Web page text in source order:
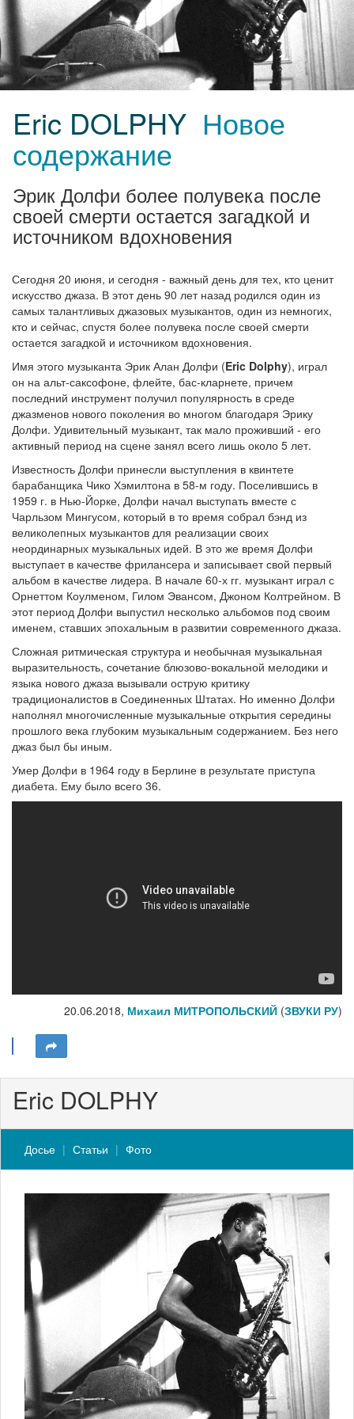
Eric DOLPHY Новое
содержание
Эрик Долфи более полувека после
своей смерти остается загадкой и
источником вдохновения
Сегодня 20 июня, и сегодня - важный день для тех, кто ценит
искусство джаза. В этот день 90 лет назад родился один из
самых талантливых джазовых музыкантов, один из немногих,
кто и сейчас, спустя более полувека после своей смерти
остается загадкой и источником вдохновения.
Имя этого музыканта Эрик Алан Долфи (Eric Dolphy), играл
он на альт-саксофоне, флейте, бас-кларнете, причем
последний инструмент получил популярность в среде
джазменов нового поколения во многом благодаря Эрику
Долфи. Удивительный музыкант, так мало проживший - его
активный период на сцене занял всего лишь около 5 лет.
Известность Долфи принесли выступления в квинтете
барабанщика Чико Хэмилтона в 58-м году. Поселившись в
1959 г. в Нью-Йорке, Долфи начал выступать вместе с
Чарльзом Мингусом, который в то время собрал бэнд из
великолепных музыкантов для реализации своих
неординарных музыкальных идей. В это же время Долфи
выступает в качестве фрилансера и записывает свой первый
альбом в качестве лидера. В начале 60-х гг. музыкант играл с
Орнеттом Коулменом, Гилом Эвансом, Джоном Колтрейном. В
этот период Долфи выпустил несколько альбомов под своим
именем, ставших эпохальным в развитии современного джаза.
Сложная ритмическая структура и необычная музыкальная
выразительность, сочетание блюзово-вокальной мелодики и
языка нового джаза вызывали острую критику
традиционалистов в Соединенных Штатах. Но именно Долфи
наполнял многочисленные музыкальные открытия середины
прошлого века глубоким музыкальным содержанием. Без него
джаз был бы иным.
Умер Долфи в 1964 году в Берлине в результате приступа
диабета. Ему было всего 36.
20.06.2018, Михаил МИТРОПОЛЬСКИЙ (ЗВУКИ РУ)
Eric DOLPHY
Досье Статьи Фото